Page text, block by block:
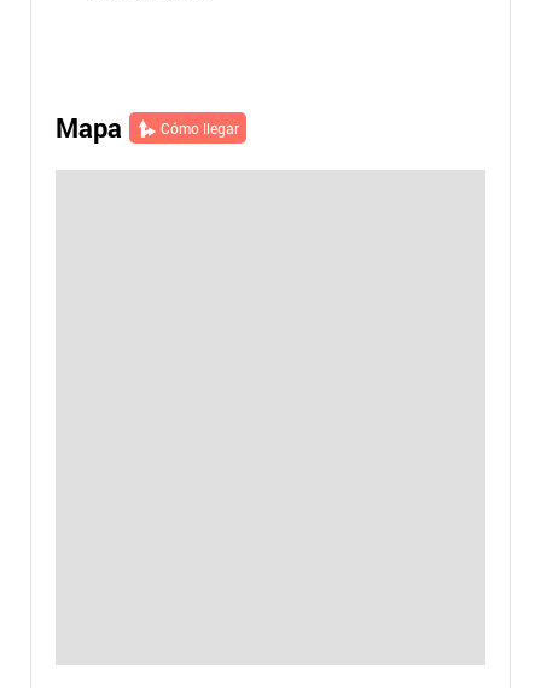
Mapa Cómo llegar